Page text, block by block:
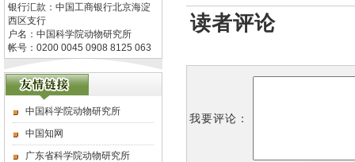
银行汇款：中国工商银行北京海淀
西区支行
户名：中国科学院动物研究所
帐号：0200 0045 0908 8125 063
中国科学院动物研究所
中国知网
广东省科学院动物研究所
读者评论
我要评论：